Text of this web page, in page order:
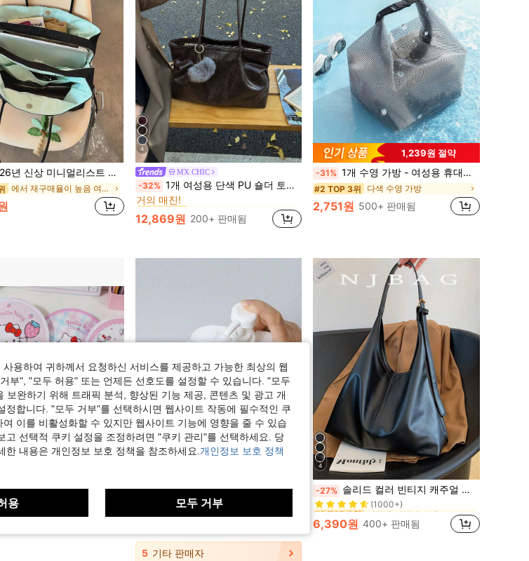
니멀리스트 대용량 토트백 다중 수납칸 나일론 방수 노트북 짐백 유니섹스 핸드헬드 숄더백 (액세서리 미포함)
에서 재구매율이 높음 여성 토트백
4
MX CHIC
-32% 1개 여성용 단색 PU 숄더 토트백, 모피 볼 장식이 달린 대용량 빈티지 PU 핸드백, 사무실, 통근, 쇼핑, 선물에 적합
#2 TOP 3위 커피 브라운 여성 토트백
거의 매진!
#2 TOP 3위
거의 매진!
#2 TOP 3위
거의 매진!
#2 TOP 3위 커피 브라운 여성 토트백
12,869원 200+ 판매됨
1,239원 절약
-31% 1개 수영 가방 - 여성용 휴대용 수영복 정리함, 젖은/마른 분리 | 전용 방수 파우치 | 수영, 목욕 및 여행에 이상적
#2 TOP 3위 다색 수영 가방
2,751원 500+ 판매됨
마지막 3일 SANRIO 산리오 랜덤 스타일 헬로키티 부채, 반사 부채, 휴대용 접이식 부채, 완벽한 사진 촬영 액세서리, 사진 촬영, 생일 선물, 발렌타인데이, 결혼식, 여행 액세서리, 휴일 파티, 프롬, 백 투 스쿨, 졸업 시즌, 어머니날 및 기타 행사에 적합, 여름을 위한 훌륭한 선택 -23% 1/5/10개 여행용 리필 백, 화장품 로션 병 샘플 백, 휴대용 투명 세안제 리필 병, 샴푸 액체 리필 가능, 로션 리필 백, 재사용 가능한 플랫 여행용 병 세트 1.01oz/1.69oz/3.38oz, 여행 필수품
#3 TOP 3위 다색 여행용 컨테이너
5 기타 판매자
4
-27% 솔리드 컬러 빈티지 캐주얼 대용량 접이식 숄더백, 학생, 쇼핑, 야외 활동에 적합한 경량
#2 TOP 3위
버킷백 여성 숄더백
(1000+)
#2 TOP 3위 버킷백 여성 숄더백
(1000+)
#2 TOP 3위 버킷백 여성 숄더백
(1000+)
#2 TOP 3위
버킷백 여성 숄더백
6,390원 400+ 판매됨
용하여 귀하께서 요청하신 서비스를 제공하고 가능한 최상의 웹
부", "모두 허용" 또는 언제든 선호도를 설정할 수 있습니다. "모두
보완하기 위해 트래픽 분석, 향상된 기능 제공, 콘텐츠 및 광고 개
정합니다. "모두 거부"를 선택하시면 웹사이트 작동에 필수적인 쿠
이를 비활성화할 수 있지만 웹사이트 기능에 영향을 줄 수 있습
고 선택적 쿠키 설정을 조정하려면 "쿠키 관리"를 선택하세요. 당
내용은 개인정보 보호 정책을 참조하세요. 개인정보 보호 정책
용 모두 거부